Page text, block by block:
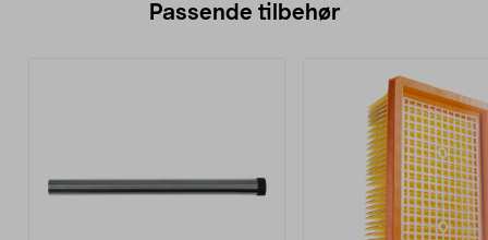
Passende tilbehør